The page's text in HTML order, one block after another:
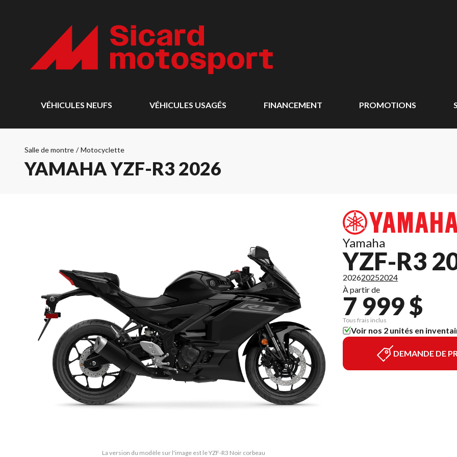
VÉHICULES NEUFS VÉHICULES USAGÉS FINANCEMENT PROMOTIONS
Salle de montre / Motocyclette
YAMAHA YZF-R3 2026
La version du modèle sur l'image est le YZF-R3 Noir corbeau
Yamaha
YZF-R3
202620252024
À partir de
7 999 $
Tous frais inclus
Voir nos 2 unités en
DEMANDE DE